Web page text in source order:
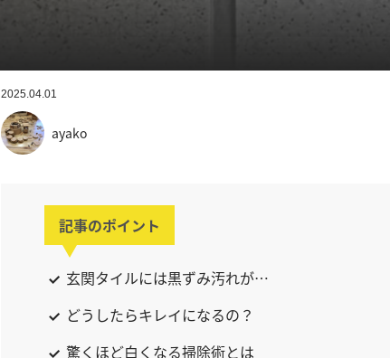
2025.04.01
ayako
記事のポイント
玄関タイルには黒ずみ汚れが…
どうしたらキレイになるの？
驚くほど白くなる掃除術とは